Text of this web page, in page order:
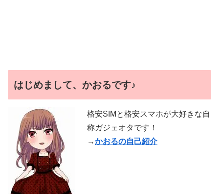
はじめまして、かおるです♪
格安SIMと格安スマホが大好きな自
称ガジェオタです！
→かおるの自己紹介